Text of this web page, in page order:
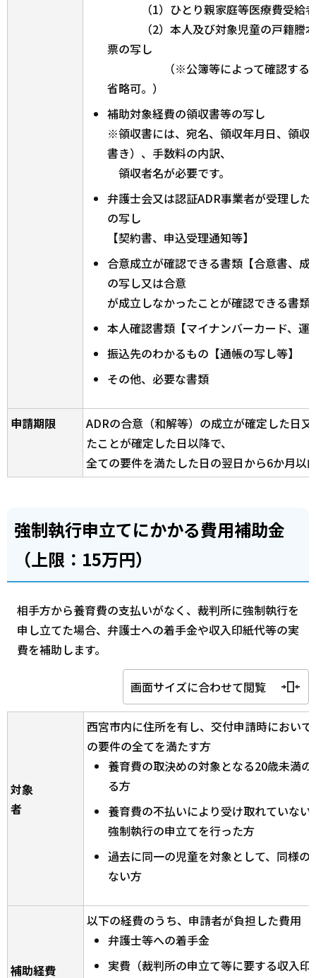
（1）ひとり親家庭等医療費受給者
（2）本人及び対象児童の戸籍謄本
票の写し
（※公簿等によって確認するこ
省略可。）
補助対象経費の領収書等の写し
※領収書には、宛名、領収年月日、領収
書き）、手数料の内訳、
領収者名が必要です。
弁護士会又は認証ADR事業者が受理し
の写し
【契約書、申込受理通知等】
合意成立が確認できる書類【合意書、
の写し又は合意
が成立しなかったことが確認できる書類
本人確認書類【マイナンバーカード、運
振込先のわかるもの【通帳の写し等】
その他、必要な書類
申請期限
ADRの合意（和解等）の成立が確定した日
たことが確定した日以降で、
全ての要件を満たした日の翌日から6か月以
強制執行申立てにかかる費用補助金
（上限：15万円）
相手方から養育費の支払いがなく、裁判所に強制執行を
申し立てた場合、弁護士への着手金や収入印紙代等の実
費を補助します。
画面サイズに合わせて閲覧
対象
者
西宮市内に住所を有し、交付申請時におい
の要件の全てを満たす方
養育費の取決めの対象となる20歳未満
る方
養育費の不払いにより受け取れていな
強制執行の申立てを行った方
過去に同一の児童を対象として、同様
ない方
補助経費
以下の経費のうち、申請者が負担した費用
弁護士等への着手金
実費（裁判所の申立て等に要する収入